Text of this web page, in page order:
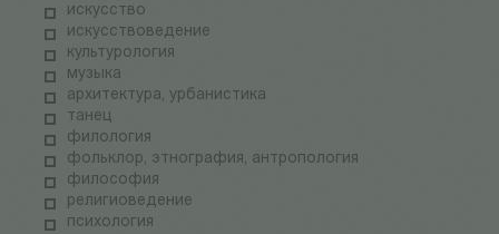
искусство
искусствоведение
культурология
музыка
архитектура, урбанистика
танец
филология
фольклор, этнография, антропология
философия
религиоведение
психология